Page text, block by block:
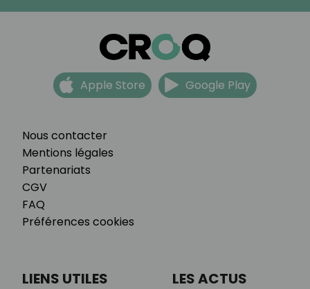
Nous contacter
Mentions légales
Partenariats
CGV
FAQ
Préférences cookies
Apple Store Google Play
LIENS UTILES LES ACTUS